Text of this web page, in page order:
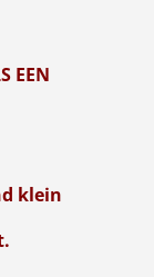
EEN
klein